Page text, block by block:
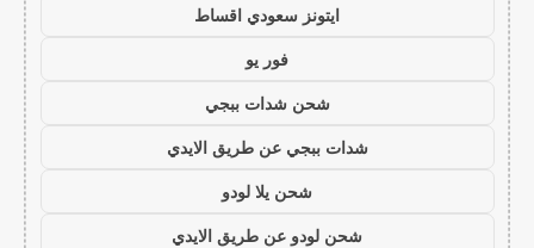
ايتونز سعودي اقساط
فور يو
شحن شدات ببجي
شدات ببجي عن طريق الايدي
شحن يلا لودو
شحن لودو عن طريق الايدي